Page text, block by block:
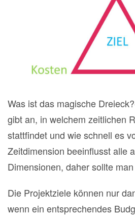
Was ist das magische
gibt an, in welchem zeitlichen
stattfindet und wie schnell es
Zeitdimension beeinflusst alle
Dimensionen, daher sollte
Die Projektziele können nur
wenn ein entsprechendes